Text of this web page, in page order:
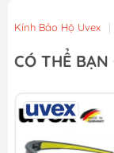
Khẩu
22.000₫
[Sale 8/
Kính Bảo Hộ Uvex |
CÓ THỂ BẠN